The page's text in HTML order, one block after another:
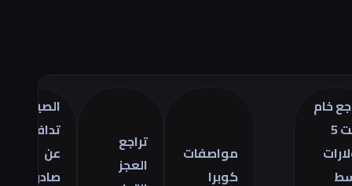
مواصفات
صادراتها